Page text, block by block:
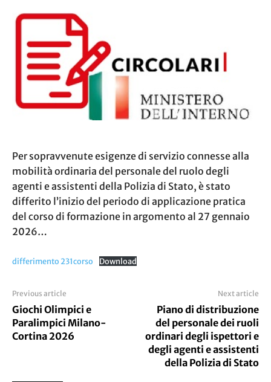
Per sopravvenute esigenze di servizio connesse alla
mobilità ordinaria del personale del ruolo degli
agenti e assistenti della Polizia di Stato, è stato
differito l’inizio del periodo di applicazione pratica
del corso di formazione in argomento al 27 gennaio
2026…
differimento 231corso Download
Previous article
Giochi Olimpici e
Paralimpici Milano-
Cortina 2026
Next article
Piano di distribuzione
del personale dei ruoli
ordinari degli ispettori e
degli agenti e assistenti
della Polizia di Stato